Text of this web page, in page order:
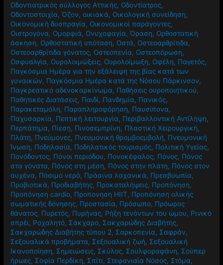
Οδοντιατρικός σύλλογος Αττικής, Οδοντίατρος,
Οδοντοστοιχία,Όζον,οικιακά, Οικολογική συνείδηση,
Οικονομική δυσπραγία, Οικονομικοί παράγοντες,
Οιστρογόνα, Ομορφιά, Ονυχοφαγία,Όραση, Ορθοστατική
άσκηση, Ορθοστατική υπόταση, Οστά, Οστεοαρθρίτιδα,
Οστεοαρθρίτιδα γόνατος, Οστεοπενία, Οστεοπόρωση,
Οσφυαλγία, Ουρολοιμώξεις, Ουρολοίμωξη, Οφέλη, Παγετός,
Παγκόσμια Ημέρα για την εξάλειψη της βίας κατά των
γυναικών, Παγκόσμια Ημέρα κατά της Νόσου Πάρκινσον,
Παγκρεατικό αδενοκαρκίνωμα, Παθήσεις ουροποιητικού,
Παθητικές Διατάσεις, Παιδί, Πανδημία, Πανικός,
Παρακεταμόλη, Παραπληροφόρηση, Παυσίπονα,
Παχυσαρκία, Πεπτική λειτουργία, Περιβαλλοντική Αντίληψη,
Περπάτημα, Πίεση, Πινοσεμπρίνη, Πλαστική Χειρουργική,
Πλάτη, Πνεύμονες, Πνευμονική θρομβοεμβολή, Πνευμονική
Ίνωση, Ποδηλασία, Ποδηλατικός τουρισμός, Πολιτική Υγείας,
Πονόδοντος, Πόνοι περιόδου, Πονοκέφαλος, Πόνος, Πόνος
στα γόνατα, Πόνος στη μέση, Πόνος στην πλάτη, Πόνος στον
αυχένα, Πόσιμο νερό, Πράσινα λαχανικά, Πρεσβυωπία,
Προβιοτικά, Προδιαβήτης, Προκαταλήψεις, Προπόνηση,
Προπόνηση cardio, Προπονηση HIIT, Προπόνηση ολικής
σωματικής δόνησης, Προστασία, Πρόσωπο, Πρόωρος
θάνατος, Πυρετός, Πυρήνας, Ρήξη τενόντων του ώμου, Ρινικό
σπρέι, Ροχαλητό, Σάκχαρο, Σακχαρώδης Διαβήτης,
Σακχαρώδης Διαβήτης τύπου 2, Σαρκοπενία, Σαφράν,
Σεξουαλικά προβήματα, Σεξουαλική ζωή, Σεξουαλική
Ικανοποίηση, Σημειώσεις, Σκύλος, Σουλφοραφάνη, Σούπερ
ήρωες, Σοφία Περδίκη, Σπίτι, Στεφανιαία Νόσος, Στόμα,